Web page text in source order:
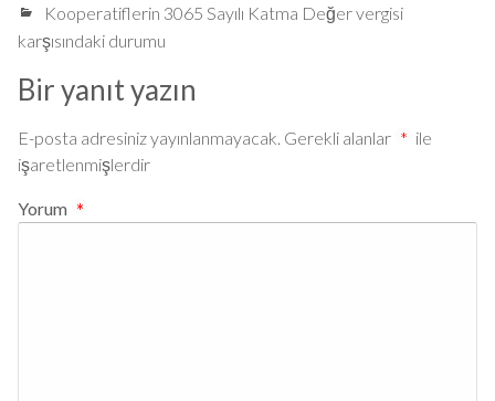
Kooperatiflerin 3065 Sayılı Katma Değer vergisi
karşısındaki durumu
Bir yanıt yazın
E-posta adresiniz yayınlanmayacak. Gerekli alanlar * ile
işaretlenmişlerdir
Yorum *